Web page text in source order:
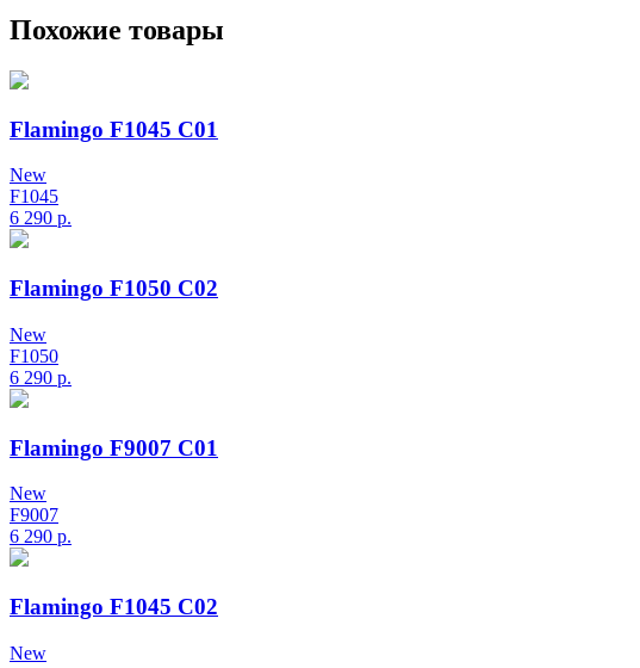
Похожие товары
Flamingo F1045 C01
New
F1045
6 290 р.
Flamingo F1050 C02
New
F1050
6 290 р.
Flamingo F9007 C01
New
F9007
6 290 р.
Flamingo F1045 C02
New